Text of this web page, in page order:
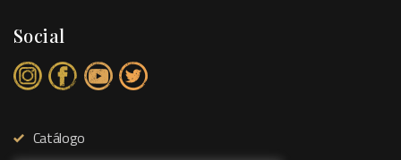
Social
Catálogo